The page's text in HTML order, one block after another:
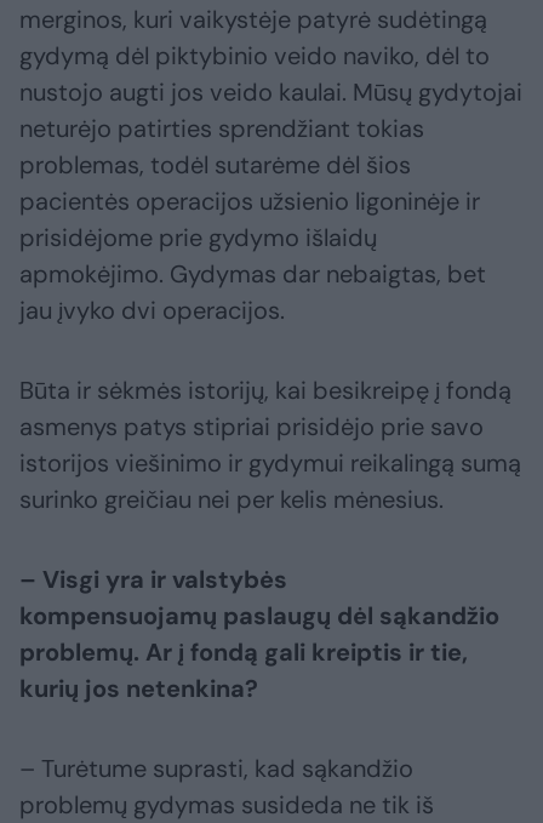
merginos, kuri vaikystėje patyrė sudėtingą
gydymą dėl piktybinio veido naviko, dėl to
nustojo augti jos veido kaulai. Mūsų gydytojai
neturėjo patirties sprendžiant tokias
problemas, todėl sutarėme dėl šios
pacientės operacijos užsienio ligoninėje ir
prisidėjome prie gydymo išlaidų
apmokėjimo. Gydymas dar nebaigtas, bet
jau įvyko dvi operacijos.
Būta ir sėkmės istorijų, kai besikreipę į fondą
asmenys patys stipriai prisidėjo prie savo
istorijos viešinimo ir gydymui reikalingą sumą
surinko greičiau nei per kelis mėnesius.
– Visgi yra ir valstybės
kompensuojamų paslaugų dėl sąkandžio
problemų. Ar į fondą gali kreiptis ir tie,
kurių jos netenkina?
– Turėtume suprasti, kad sąkandžio
problemų gydymas susideda ne tik iš